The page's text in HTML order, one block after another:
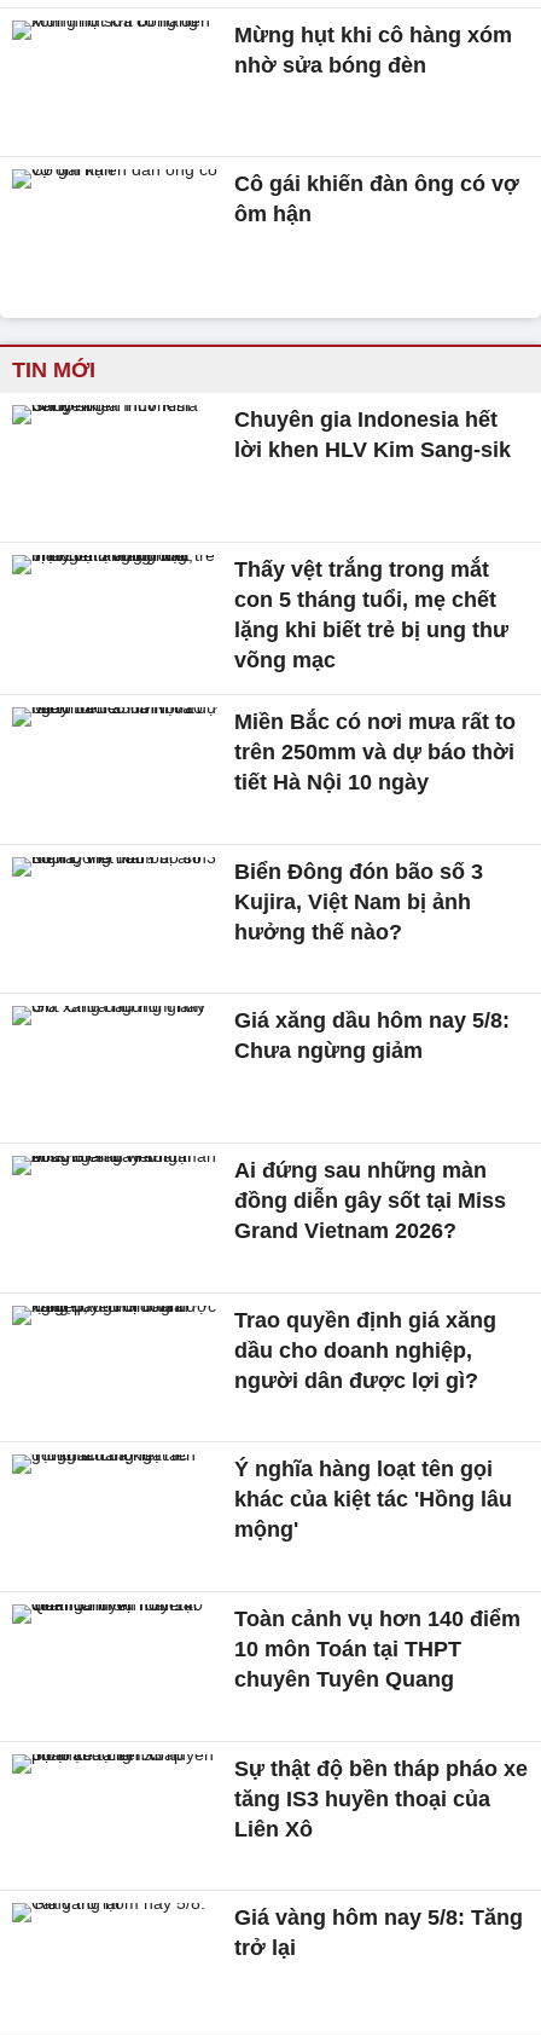
Mừng hụt khi cô hàng xóm
nhờ sửa bóng đèn
Cô gái khiến đàn ông có vợ
ôm hận
TIN MỚI
Chuyên gia Indonesia hết
lời khen HLV Kim Sang-sik
Thấy vệt trắng trong mắt
con 5 tháng tuổi, mẹ chết
lặng khi biết trẻ bị ung thư
võng mạc
Miền Bắc có nơi mưa rất to
trên 250mm và dự báo thời
tiết Hà Nội 10 ngày
Biển Đông đón bão số 3
Kujira, Việt Nam bị ảnh
hưởng thế nào?
Giá xăng dầu hôm nay 5/8:
Chưa ngừng giảm
Ai đứng sau những màn
đồng diễn gây sốt tại Miss
Grand Vietnam 2026?
Trao quyền định giá xăng
dầu cho doanh nghiệp,
người dân được lợi gì?
Ý nghĩa hàng loạt tên gọi
khác của kiệt tác 'Hồng lâu
mộng'
Toàn cảnh vụ hơn 140 điểm
10 môn Toán tại THPT
chuyên Tuyên Quang
Sự thật độ bền tháp pháo xe
tăng IS3 huyền thoại của
Liên Xô
Giá vàng hôm nay 5/8: Tăng
trở lại